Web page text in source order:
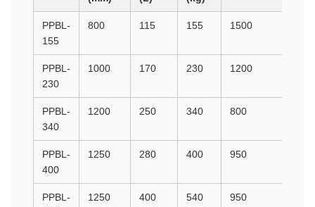
PPBL-
155
800 115 155 1500
PPBL-
230
1000 170 230 1200
PPBL-
340
1200 250 340 800
PPBL-
400
1250 280 400 950
PPBL-
1250 400 540 950